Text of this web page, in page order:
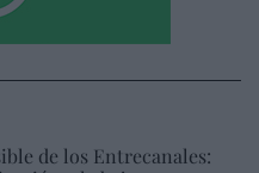
de los Entrecanales: